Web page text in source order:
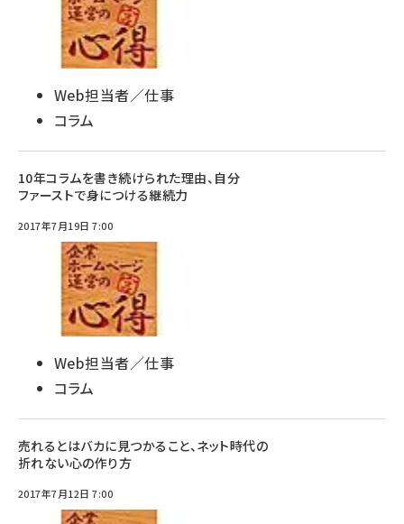
Web担当者／仕事
コラム
10年コラムを書き続けられた理由、自分
ファーストで身につける継続力
2017年7月19日 7:00
Web担当者／仕事
コラム
売れるとはバカに見つかること、ネット時代の
折れない心の作り方
2017年7月12日 7:00